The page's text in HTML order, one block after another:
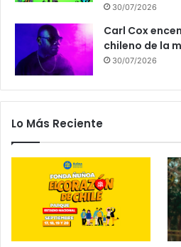
30/07/2026
Carl Cox
chileno de la
30/07/2026
Lo Más Reciente